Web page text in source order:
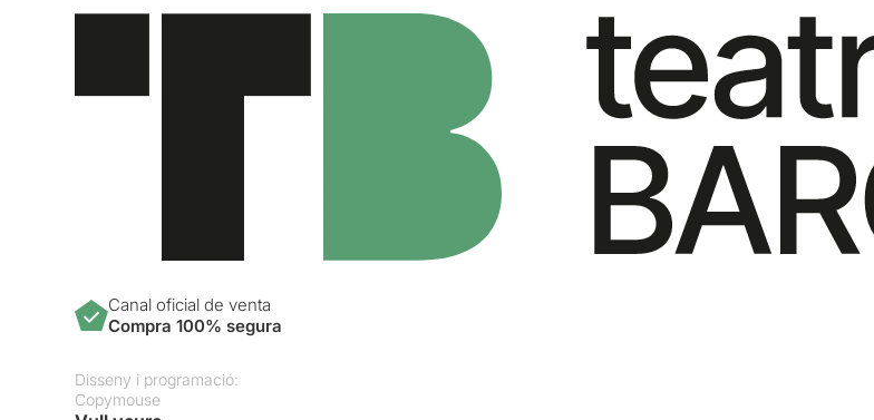
Canal oficial de venta
Compra 100% segura
Disseny i programació:
Copymouse